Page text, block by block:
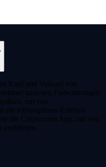
Kauf und Verkauf von
tauschen Fiatwährungen
um von
ein reibungsloses Erlebnis
die Crypto.com App, um von
profitieren.